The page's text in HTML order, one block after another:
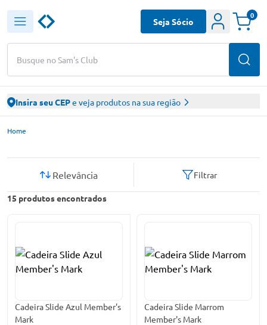
Busque no Sam's Club
Seja Sócio
0
Insira seu CEPe veja produtos na sua região
Sam’s Club – Faça suas compras online
Home
15 produtos encontrados
Relevância Filtrar
Cadeira Slide Azul Member's
Mark
Cadeira Slide Marrom
Member's Mark